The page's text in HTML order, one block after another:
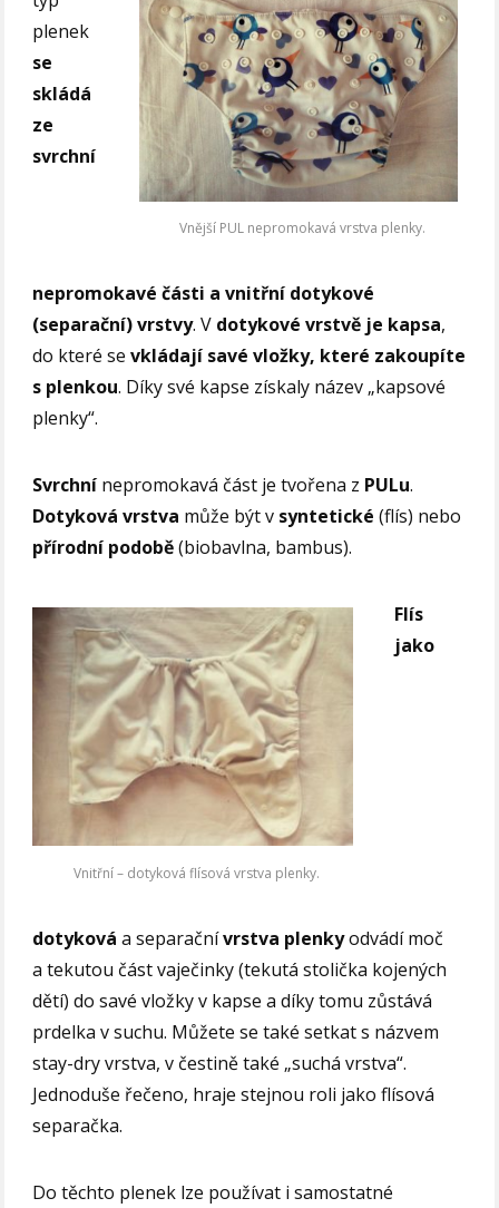
Vnější PUL nepromokavá vrstva plenky.
plenek
se
skládá
ze
svrchní
nepromokavé části a vnitřní dotykové
(separační) vrstvy. V dotykové vrstvě je kapsa,
do které sevkládají savé vložky, které zakoupíte
s plenkou. Díky své kapse získaly název „kapsové
plenky“.
Svrchní nepromokavá část je tvořena z PULu.
Dotyková vrstva může být v syntetické (flís) nebo
přírodní podobě(biobavlna, bambus).
Vnitřní – dotyková flísová vrstva plenky.
Flís
jako
dotykováa separačnívrstva plenkyodvádí moč
a tekutou část vaječinky (tekutá stolička kojených
dětí) do savé vložky v kapse a díky tomu zůstává
prdelka v suchu. Můžete se také setkat s názvem
stay-dry vrstva, v čestině také „suchá vrstva“.
Jednoduše řečeno, hraje stejnou roli jako flísová
separačka.
Do těchto plenek lze používat i samostatné